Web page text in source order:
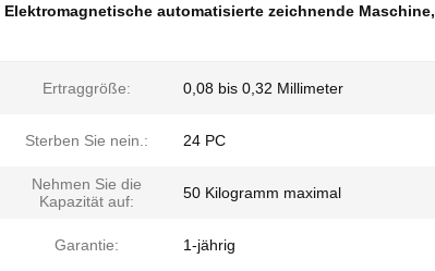
Elektromagnetische automatisierte zeichnende Maschine,
Ertraggröße: 0,08 bis 0,32 Millimeter
Sterben Sie nein.: 24 PC
Nehmen Sie die
Kapazität auf:
50 Kilogramm maximal
Garantie: 1-jährig